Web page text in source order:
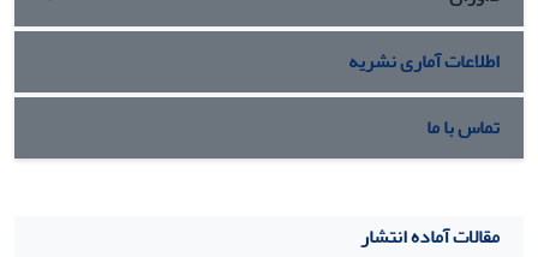
اطلاعات آماری نشریه
تماس با ما
مقالات آماده انتشار